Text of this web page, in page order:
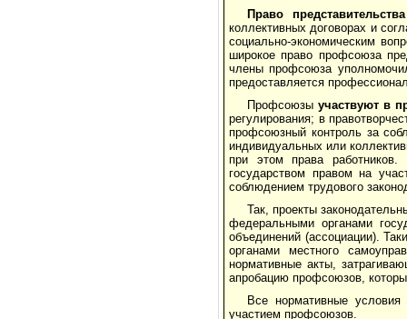
Право
коллективных договорах и
социально-экономическим
широкое право проф­союза
члены профсоюза
предоставляет­ся
Профсоюзы участвуют в
регулирования; в
профсоюзный контроль за
индивидуаль­ных или
при этом права
государством правом на
соблюдением трудового
Так, проекты
федеральными органами
объединений (ассоциации).
органами местного
нормативные акты,
апро­бацию профсоюзов,
Все нормативные условия
участием профсоюзов.